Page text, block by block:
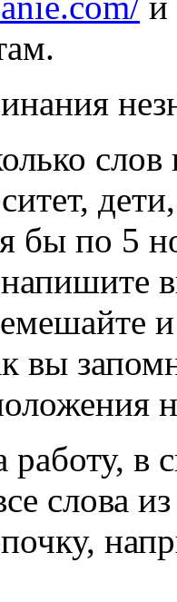
бы по 5
вы
работу, в
слова